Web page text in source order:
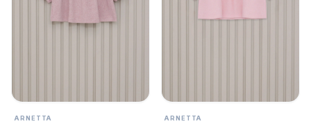
ARNETTA ARNETTA